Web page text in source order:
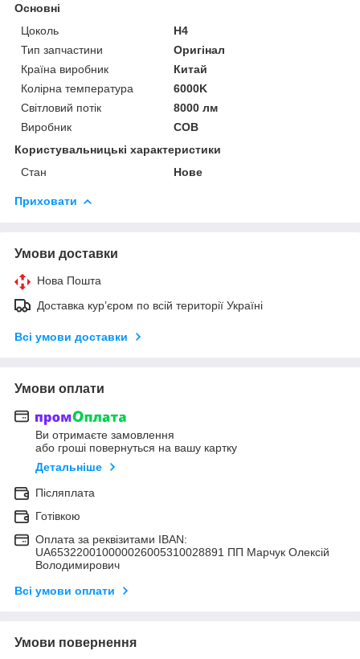
Основні
Цоколь
H4
Тип запчастини
Оригінал
Країна виробник
Китай
Колірна температура
6000K
Світловий потік
8000 лм
Виробник
COB
Користувальницькі характеристики
Стан
Нове
Приховати
Умови доставки
Нова Пошта
Доставка кур’єром по всій території Україні
Всі умови доставки
Умови оплати
Ви отримаєте замовлення
або гроші повернуться на вашу картку
Детальніше
Післяплата
Готівкою
Оплата за реквізитами IBAN:
UA653220010000026005310028891 ПП Марчук Олексій
Володимирович
Всі умови оплати
Умови повернення